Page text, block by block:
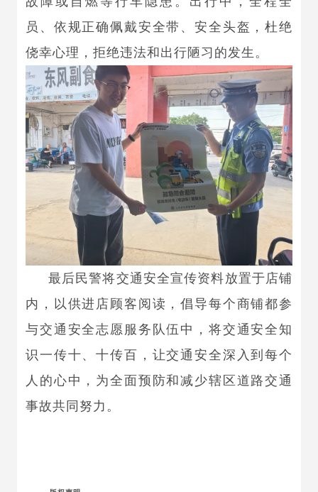
员、依规正确佩戴安全带、安全头盔，杜绝
侥幸心理，拒绝违法和出行陋习的发生。
最后民警将交通安全宣传资料放置于店铺
内，以供进店顾客阅读，倡导每个商铺都参
与交通安全志愿服务队伍中，将交通安全知
识一传十、十传百，让交通安全深入到每个
人的心中，为全面预防和减少辖区道路交通
事故共同努力。